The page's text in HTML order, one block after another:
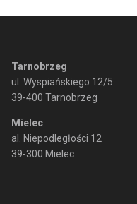
Tarnobrzeg
ul. Wyspiańskiego 12/5
39-400 Tarnobrzeg
Mielec
al. Niepodległości 12
39-300 Mielec